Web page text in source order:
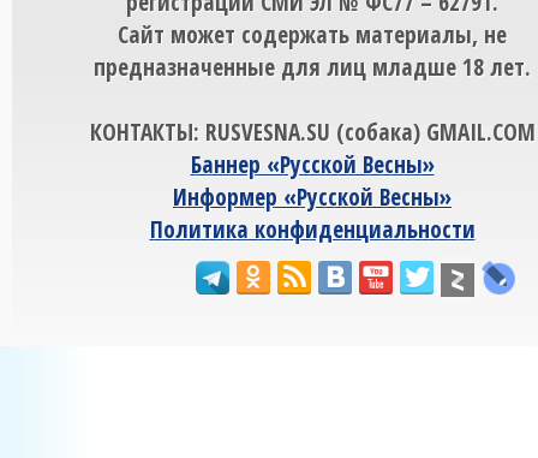
Сайт может содержать материалы, не
предназначенные для лиц младше 18 лет.
КОНТАКТЫ: RUSVESNA.SU (собака) GMAIL.COM
Баннер «Русской Весны»
Информер «Русской Весны»
Политика конфиденциальности